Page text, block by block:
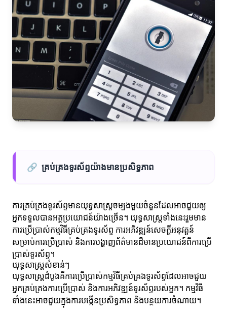
🔗 គ្រប់គ្រងទូរស័ព្ទយ៉ាងមានប្រសិទ្ធភាព
ការគ្រប់គ្រងទូរស័ព្ទមានយុទ្ធសាស្ត្រចម្បងមួយចំនួនដែលអាចជួយឲ្យ
អ្នកទទួលបានអត្ថប្រយោជន៍យ៉ាងច្រើន។ យុទ្ធសាស្ត្រទាំងនេះរួមមាន
ការប្រើប្រាស់កម្មវិធីគ្រប់គ្រងទូរស័ព្ទ ការអភិវឌ្ឍន៍សេចក្តីអនុវត្តន៍
សម្រាប់ការប្រើប្រាស់ និងការបង្ហាញព័ត៌មានដ៏មានប្រយោជន៍ពីការប្រើ
ប្រាស់ទូរស័ព្ទ។
យុទ្ធសាស្ត្រសំខាន់ៗ
យុទ្ធសាស្ត្រដំបូងគឺការប្រើប្រាស់កម្មវិធីគ្រប់គ្រងទូរស័ព្ទដែលអាចជួយ
អ្នកគ្រប់គ្រងការប្រើប្រាស់ និងការអភិវឌ្ឍន៍ទូរស័ព្ទរបស់អ្នក។ កម្មវិធី
ទាំងនេះអាចជួយក្នុងការបង្កើនប្រសិទ្ធភាព និងបន្ថយការចំណាយ។